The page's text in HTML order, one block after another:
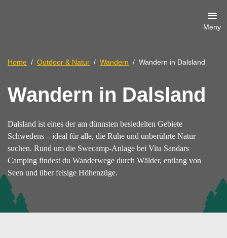
Meny
Home Outdoor & Natur Wandern Wandern in Dalsland
Wandern in Dalsland
Dalsland ist eines der am dünnsten besiedelten Gebiete
Schwedens – ideal für alle, die Ruhe und unberührte Natur
suchen. Rund um die Swecamp-Anlage bei Vita Sandars
Camping findest du Wanderwege durch Wälder, entlang von
Seen und über felsige Höhenzüge.